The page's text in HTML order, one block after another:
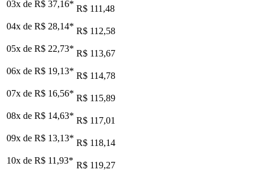
03x de R$ 37,16* R$ 111,48
04x de R$ 28,14* R$ 112,58
05x de R$ 22,73* R$ 113,67
06x de R$ 19,13* R$ 114,78
07x de R$ 16,56* R$ 115,89
08x de R$ 14,63* R$ 117,01
09x de R$ 13,13* R$ 118,14
10x de R$ 11,93* R$ 119,27